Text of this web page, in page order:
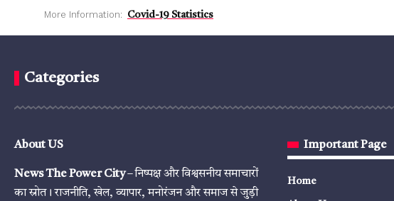
More Information: Covid-19 Statistics
Categories
About US
News The Power City– निष्पक्ष और विश्वसनीय समाचारों
का स्रोत। राजनीति, खेल, व्यापार, मनोरंजन और समाज से जुड़ी
Important Page
Home